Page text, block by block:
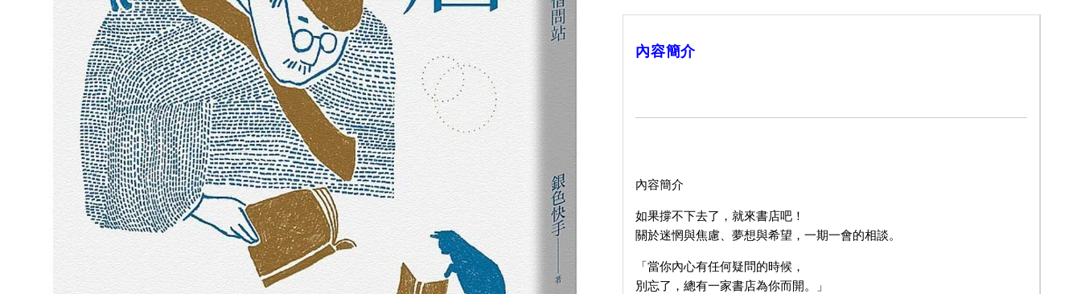
內容簡介
內容簡介
如果撐不下去了，就來書店吧！
關於迷惘與焦慮、夢想與希望，一期一會的相談。
「當你內心有任何疑問的時候，
別忘了，總有一家書店為你而開。」